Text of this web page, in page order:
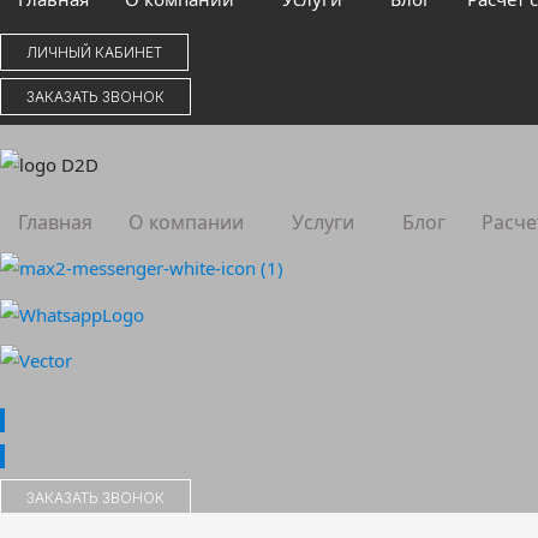
ЛИЧНЫЙ КАБИНЕТ
ЗАКАЗАТЬ ЗВОНОК
Главная О компании Услуги Блог
ЗАКАЗАТЬ ЗВОНОК